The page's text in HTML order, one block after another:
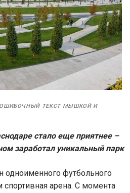
ТЕКСТ МЫШКОЙ И
стало еще приятнее –
заработал уникальный парк
одноименного футбольного
арена. С момента